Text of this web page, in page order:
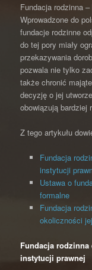
Fundacja rodzinna
Wprowadzone do
fundacje rodzinne
do tej pory miały
przekazywania
pozwala nie tylko
także chronić
decyzję o jej
obowiązują bardziej
Z tego artykułu
Fundacja
instytucji
Ustawa o
formalne
Fundacja
okoliczności
Fundacja
instytucji prawnej